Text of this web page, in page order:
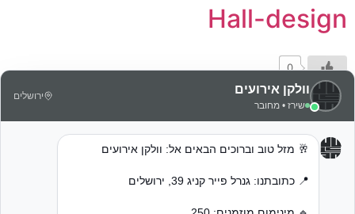
Hall-design
0
Preparing-dishes
0
Canopy-design